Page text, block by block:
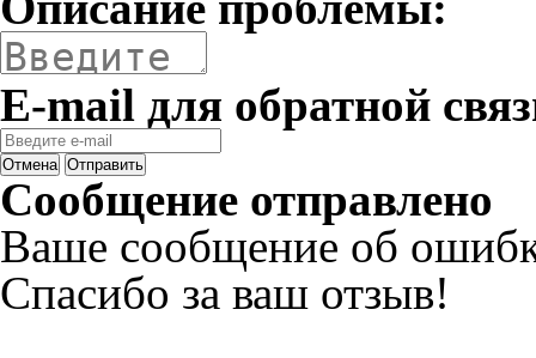
E-mail для обратной
Отмена Отправить
Сообщение отправлено
Ваше сообщение об
Спасибо за ваш отзыв!